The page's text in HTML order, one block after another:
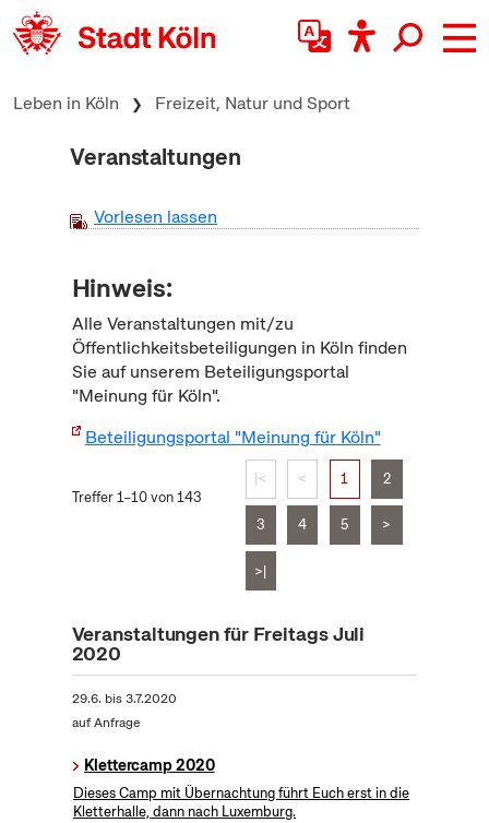
zum Inhalt springen
Leben in Köln Freizeit, Natur und Sport
Veranstaltungen
Vorlesen lassen
Hinweis:
Alle Veranstaltungen mit/zu
Öffentlichkeitsbeteiligungen in Köln finden
Sie auf unserem Beteiligungsportal
"Meinung für Köln".
Beteiligungsportal "Meinung für Köln"
Treffer 1–10 von 143
|< < 1 2
3 4 5 >
>|
Veranstaltungen für Freitags Juli
2020
29.6. bis3.7.2020
auf Anfrage
Klettercamp 2020
Dieses Camp mit Übernachtung führt Euch erst in die
Kletterhalle, dann nach Luxemburg.